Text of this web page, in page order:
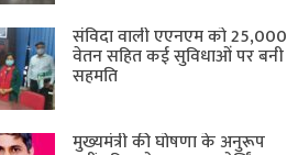
संविदा वाली एएनएम को 25,000
वेतन सहित कई सुविधाओं पर बनी
सहमति
मुख्यमंत्री की घोषणा के अनुरूप